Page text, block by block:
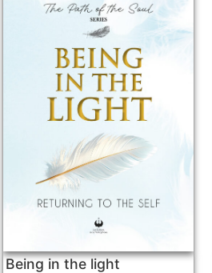
Being in the light